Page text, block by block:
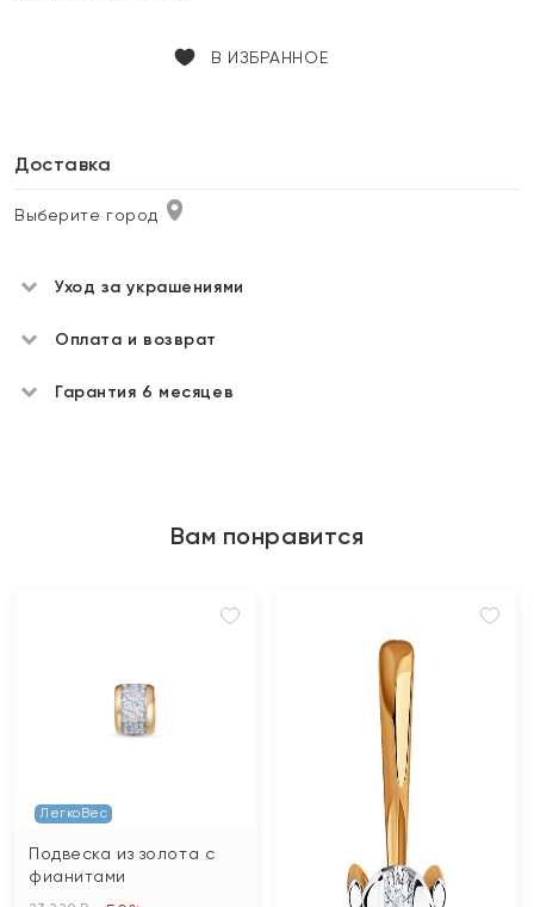
В ИЗБРАННОЕ
Доставка
Выберите город
Уход за украшениями
Оплата и возврат
Гарантия 6 месяцев
Вам понравится
ЛегкоВес
Подвеска из золота с
фианитами